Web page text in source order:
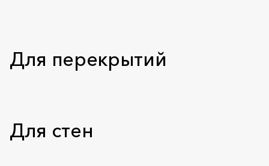
Для перекрытий
Для стен